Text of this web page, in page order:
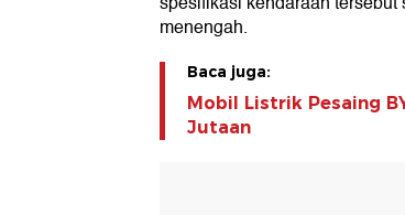
menengah.
Baca juga:
Mobil Listrik Pesaing
Jutaan